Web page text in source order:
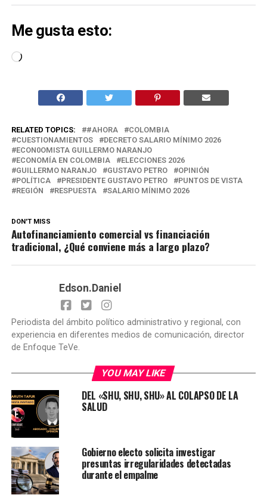
Me gusta esto:
Cargando...
RELATED TOPICS: #AHORA
COLOMBIA
CUESTIONAMIENTOS
DECRETO SALARIO MÍNIMO 2026
ECON0OMISTA GUILLERMO NARANJO
ECONOMÍA EN COLOMBIA
ELECCIONES 2026
GUILLERMO NARANJO
GUSTAVO PETRO
OPINIÓN
POLÍTICA
PRESIDENTE GUSTAVO PETRO
PUNTOS DE VISTA
REGIÓN
RESPUESTA SALARIO MÍNIMO 2026
DON'T MISS
Autofinanciamiento comercial vs financiación
tradicional, ¿Qué conviene más a largo plazo?
Edson.Daniel
Periodista del ámbito político administrativo y regional, con
experiencia en diferentes medios de comunicación, director
de Enfoque TeVe.
YOU MAY LIKE
DEL «SHU, SHU, SHU» AL COLAPSO DE LA
SALUD
Gobierno electo solicita investigar
presuntas irregularidades detectadas
durante el empalme